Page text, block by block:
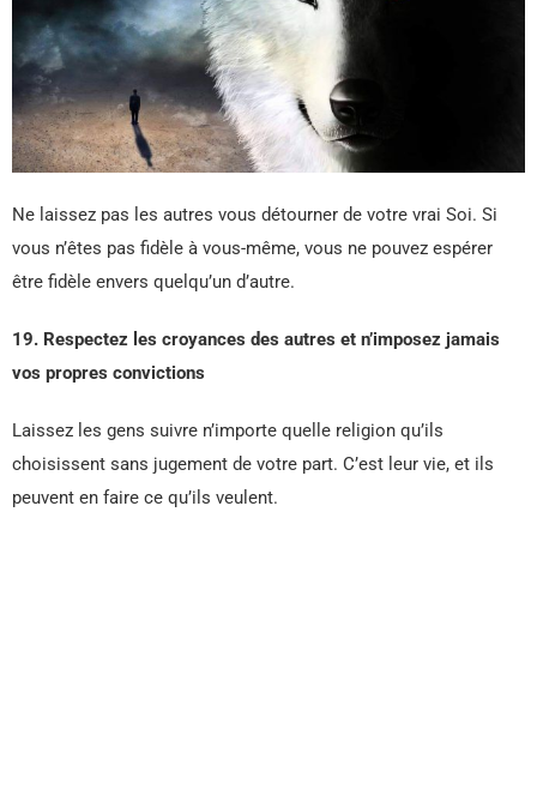
Ne laissez pas les autres vous détourner de votre vrai Soi. Si
vous n’êtes pas fidèle à vous-même, vous ne pouvez espérer
être fidèle envers quelqu’un d’autre.
19. Respectez les croyances des autres et n’imposez jamais
vos propres convictions
Laissez les gens suivre n’importe quelle religion qu’ils
choisissent sans jugement de votre part. C’est leur vie, et ils
peuvent en faire ce qu’ils veulent.